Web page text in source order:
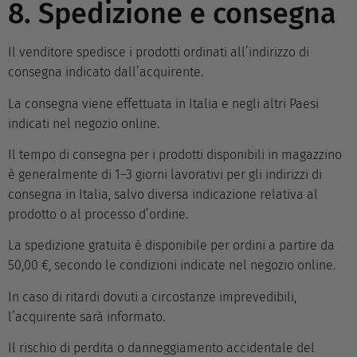
8. Spedizione e consegna
Il venditore spedisce i prodotti ordinati all’indirizzo di
consegna indicato dall’acquirente.
La consegna viene effettuata in Italia e negli altri Paesi
indicati nel negozio online.
Il tempo di consegna per i prodotti disponibili in magazzino
è generalmente di 1–3 giorni lavorativi per gli indirizzi di
consegna in Italia, salvo diversa indicazione relativa al
prodotto o al processo d’ordine.
La spedizione gratuita è disponibile per ordini a partire da
50,00 €, secondo le condizioni indicate nel negozio online.
In caso di ritardi dovuti a circostanze imprevedibili,
l’acquirente sarà informato.
Il rischio di perdita o danneggiamento accidentale del